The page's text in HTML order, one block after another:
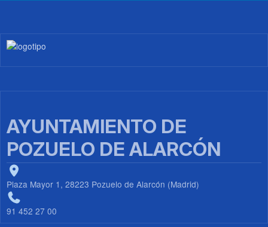
Imagen
AYUNTAMIENTO DE
POZUELO DE ALARCÓN
Plaza Mayor 1, 28223 Pozuelo de Alarcón (Madrid)
91 452 27 00